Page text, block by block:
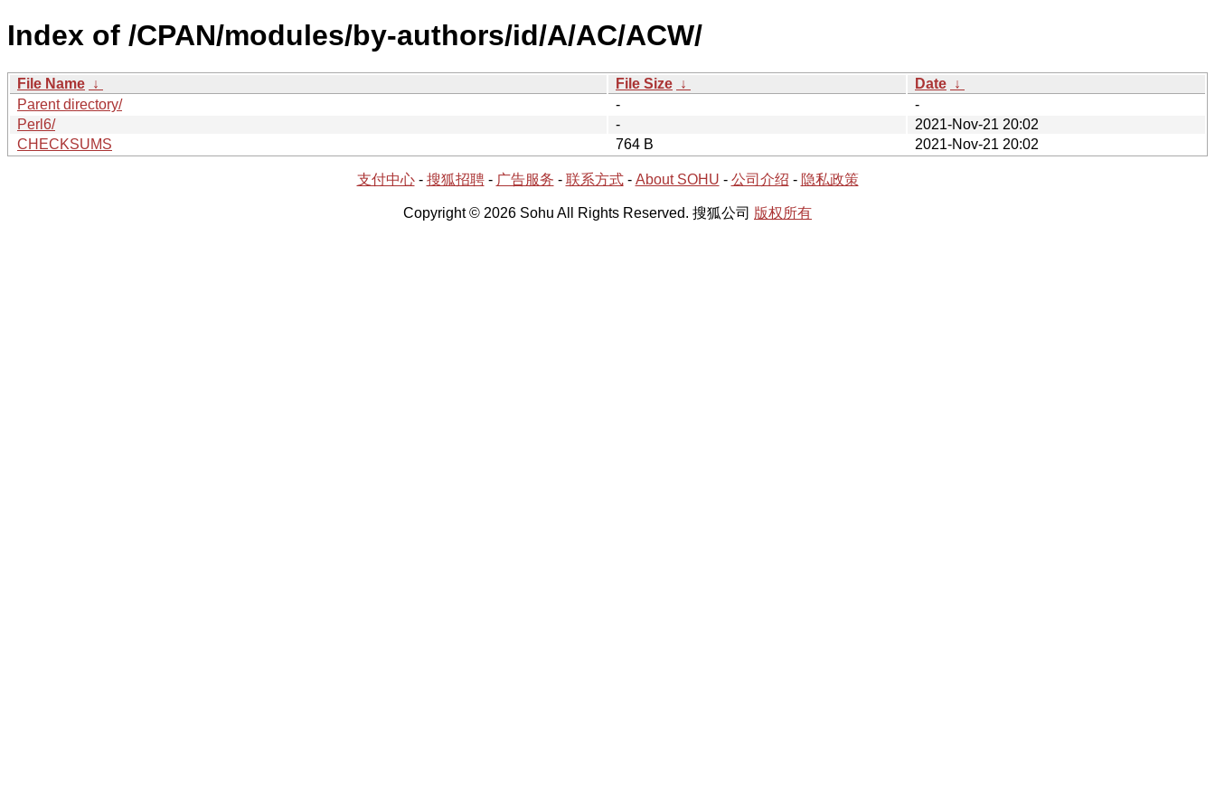
Index of /CPAN/modules/by-authors/id/A/AC/ACW/
File Name ↓ File Size ↓ Date ↓
Parent directory/
-
-
Perl6/
-
2021-Nov-21 20:02
CHECKSUMS
764 B 2021-Nov-21 20:02
支付中心- 搜狐招聘- 广告服务 - 联系方式- About SOHU - 公司介绍 - 隐私政策
Copyright © 2026 Sohu All Rights Reserved. 搜狐公司 版权所有